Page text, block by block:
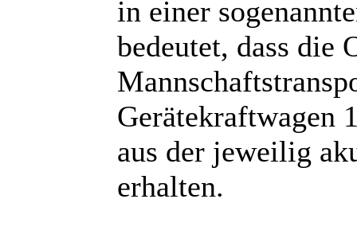
in einer
bedeutet, dass die
Gerätekraftwagen
aus der jeweilig
erhalten.